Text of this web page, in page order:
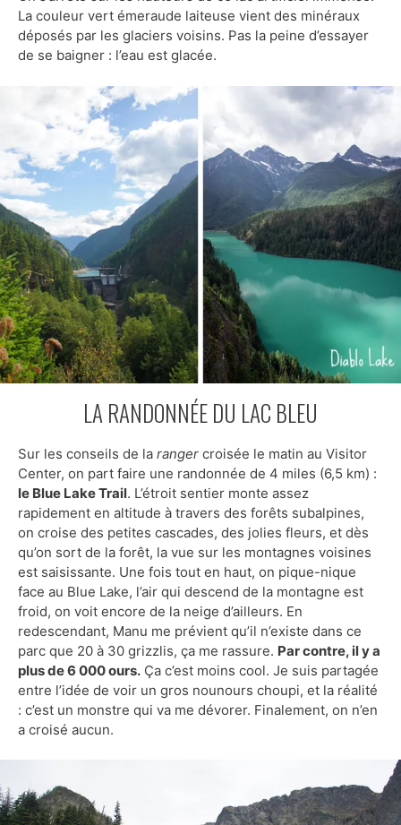
La couleur vert émeraude laiteuse vient des minéraux
déposés par les glaciers voisins. Pas la peine d’essayer
de se baigner : l’eau est glacée.
LA RANDONNÉE DU LAC BLEU
Sur les conseils de la ranger croisée le matin au Visitor
Center, on part faire une randonnée de 4 miles (6,5 km) :
le Blue Lake Trail. L’étroit sentier monte assez
rapidement en altitude à travers des forêts subalpines,
on croise des petites cascades, des jolies fleurs, et dès
qu’on sort de la forêt, la vue sur les montagnes voisines
est saisissante. Une fois tout en haut, on pique-nique
face au Blue Lake, l’air qui descend de la montagne est
froid, on voit encore de la neige d’ailleurs. En
redescendant, Manu me prévient qu’il n’existe dans ce
parc que 20 à 30 grizzlis, ça me rassure. Par contre, il y a
plus de 6 000 ours. Ça c’est moins cool. Je suis partagée
entre l’idée de voir un gros nounours choupi, et la réalité
: c’est un monstre qui va me dévorer. Finalement, on n’en
a croisé aucun.